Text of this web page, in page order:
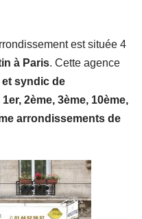
est située 4
à Paris. Cette agence
syndic de
2ème, 3ème, 10ème,
arrondissements de